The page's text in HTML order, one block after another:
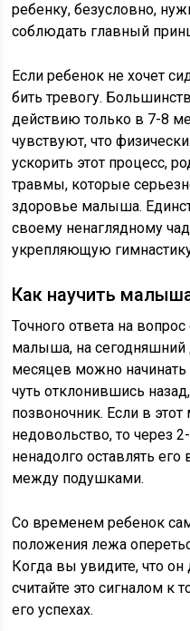
ребенку, безусловно,
соблюдать главный
Если ребенок не хочет
бить тревогу.
действию только в 7-8
чувствуют, что
ускорить этот процесс,
травмы, которые
здоровье малыша.
своему ненаглядному
укрепляющую
Как научить
Точного ответа на
малыша, на сегодняшний
месяцев можно начинать
чуть отклонившись
позвоночник. Если в
недовольство, то через
ненадолго оставлять
между подушками.
Со временем ребенок
положения лежа
Когда вы увидите, что
считайте это сигналом
его успехах.